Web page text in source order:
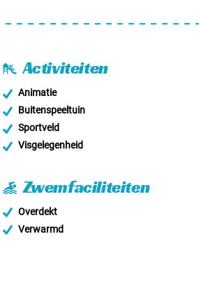
Activiteiten
Animatie
Buitenspeeltuin
Sportveld
Visgelegenheid
Zwemfaciliteiten
Overdekt
Verwarmd